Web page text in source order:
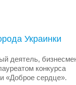
Украинки
деятель,
конкурса
«Доброе сердце».